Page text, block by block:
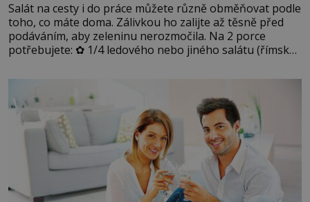
Salát na cesty i do práce můžete různě obměňovat podle
toho, co máte doma. Zálivkou ho zalijte až těsně před
podáváním, aby zeleninu nerozmočila. Na 2 porce
potřebujete: ✿ 1/4 ledového nebo jiného salátu (římský
okurky ✿ 2 rajčata Zálivka: ✿ 4 lžíce olivového oleje ✿ 1
lžíci citronové šťávy ✿ ½ stroužku